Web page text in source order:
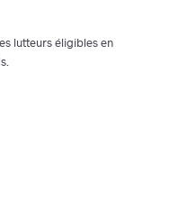
lutteurs éligibles en